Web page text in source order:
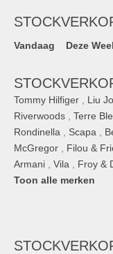
Vandaag Deze
Tommy Hilfiger Liu Jo
Riverwoods
Terre
Rondinella
Scapa
McGregor
Filou &
Armani
Vila Froy &
Toon alle merken